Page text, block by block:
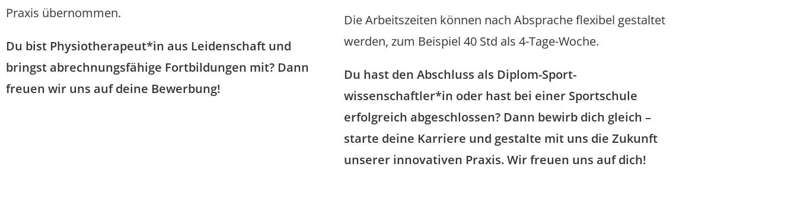
Praxis übernommen.
Du bist Physio­therapeut*in aus Leidenschaft und
bringst abrechnungs­fähige Fortbildungen mit? Dann
freuen wir uns auf deine Bewerbung!
Die Arbeitszeiten können nach Absprache flexibel gestaltet
werden, zum Beispiel 40 Std als 4-Tage-Woche.
Du hast den Abschluss als Diplom-Sport­
wissenschaftler*in oder hast bei einer Sportschule
erfolgreich abgeschlossen? Dann bewirb dich gleich –
starte deine Karriere und gestalte mit uns die Zukunft
unserer innovativen Praxis. Wir freuen uns auf dich!